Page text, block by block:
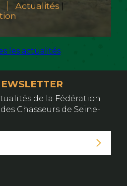
Actualités
les actualités
de la Fédération
Chasseurs de Seine-